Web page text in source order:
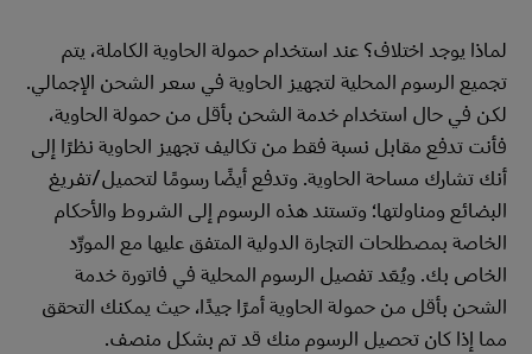
لماذا يوجد اختلاف؟ عند استخدام حمولة الحاوية الكاملة، يتم
تجميع الرسوم المحلية لتجهيز الحاوية في سعر الشحن الإجمالي.
لكن في حال استخدام خدمة الشحن بأقل من حمولة الحاوية،
فأنت تدفع مقابل نسبة فقط من تكاليف تجهيز الحاوية نظرًا إلى
أنك تشارك مساحة الحاوية. وتدفع أيضًا رسومًا لتحميل/تفريغ
البضائع ومناولتها؛ وتستند هذه الرسوم إلى الشروط والأحكام
الخاصة بمصطلحات التجارة الدولية المتفق عليها مع المورِّد
الخاص بك. ويُعَد تفصيل الرسوم المحلية في فاتورة خدمة
الشحن بأقل من حمولة الحاوية أمرًا جيدًا، حيث يمكنك التحقق
مما إذا كان تحصيل الرسوم منك قد تم بشكل منصف.